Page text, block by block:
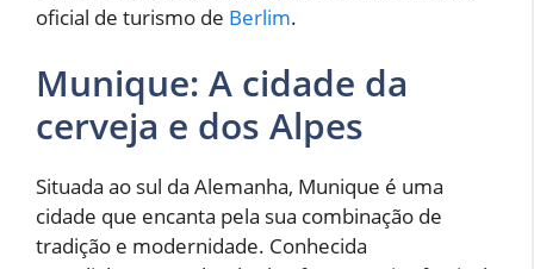
oficial de turismo de Berlim.
Munique: A cidade da
cerveja e dos Alpes
Situada ao sul da Alemanha, Munique é uma
cidade que encanta pela sua combinação de
tradição e modernidade. Conhecida